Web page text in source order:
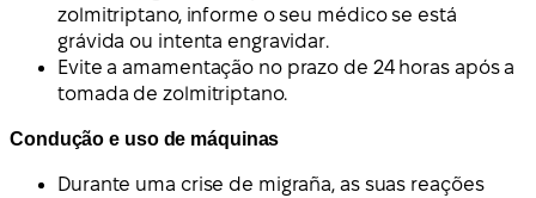
zolmitriptano, informe o seu médico se está
grávida ou intenta engravidar.
Evite a amamentação no prazo de 24 horas após a
tomada de zolmitriptano.
Condução e uso de máquinas
Durante uma crise de migraña, as suas reações